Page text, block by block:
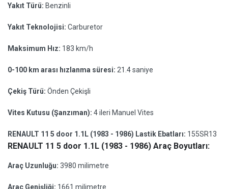
Yakıt Türü: Benzinli
Yakıt Teknolojisi: Carburetor
Maksimum Hız: 183 km/h
0-100 km arası hızlanma süresi: 21.4 saniye
Çekiş Türü: Önden Çekişli
Vites Kutusu (Şanzıman): 4 ileri Manuel Vites
RENAULT 11 5 door 1.1L (1983 - 1986) Lastik Ebatları: 155SR13
RENAULT 11 5 door 1.1L (1983 - 1986) Araç Boyutları:
Araç Uzunluğu: 3980 milimetre
Araç Genişliği: 1661 milimetre